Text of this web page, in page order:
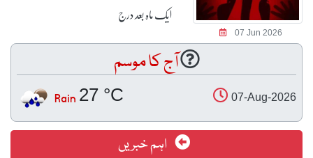
07 Jun 2026
ایک ماہ بعد درج
آج کا موسم
07-Aug-2026
27 °C
Rain
اہم خبریں